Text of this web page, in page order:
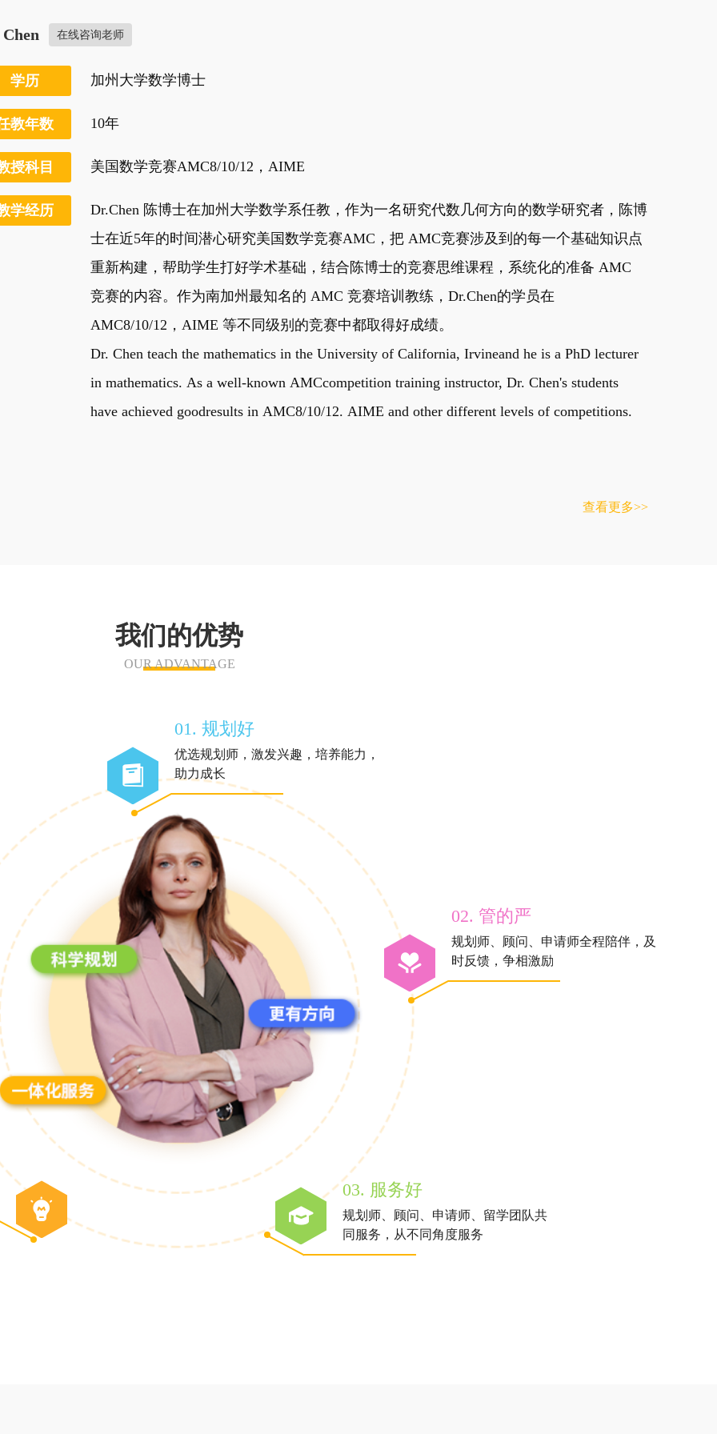
在线咨询老师
学历 加州大学数学博士
教年数 10年
授科目 美国数学竞赛AMC8/10/12，AIME
学经历
Dr.Chen 陈博士在加州大学数学系任教，作为一名研究代数几何方向的数学研究者，陈博
士在近5年的时间潜心研究美国数学竞赛AMC，把 AMC竞赛涉及到的每一个基础知识点
重新构建，帮助学生打好学术基础，结合陈博士的竞赛思维课程，系统化的准备 AMC
竞赛的内容。作为南加州最知名的 AMC 竞赛培训教练，Dr.Chen的学员在
AMC8/10/12，AIME 等不同级别的竞赛中都取得好成绩。
Dr. Chen teach the mathematics in the University of California, Irvineand he is a PhD lecturer
in mathematics. As a well-known AMCcompetition training instructor, Dr. Chen's students
have achieved goodresults in AMC8/10/12. AIME and other different levels of competitions.
查看更多
我们的优势
OUR ADVANTAGE
01. 规划好
优选规划师，激发兴趣，培养能力，
助力成长
02. 管的严
规划师、顾问、申请师全程陪伴，及
时反馈，争相激励
03. 服务好
规划师、顾问、申请师、留学团队共
同服务，从不同角度服务